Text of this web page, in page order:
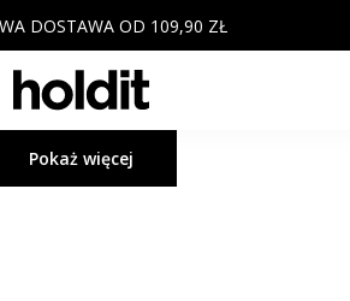
DOSTAWA OD 109,90 ZŁ
Pokaż więcej